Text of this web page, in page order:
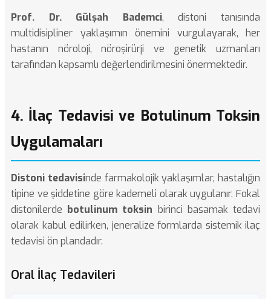
Prof. Dr. Gülşah Bademci, distoni tanısında
multidisipliner yaklaşımın önemini vurgulayarak, her
hastanın nöroloji, nöroşirürji ve genetik uzmanları
tarafından kapsamlı değerlendirilmesini önermektedir.
4. İlaç Tedavisi ve Botulinum Toksin
Uygulamaları
Distoni tedavisinde farmakolojik yaklaşımlar, hastalığın
tipine ve şiddetine göre kademeli olarak uygulanır. Fokal
distonilerde botulinum toksin birinci basamak tedavi
olarak kabul edilirken, jeneralize formlarda sistemik ilaç
tedavisi ön plandadır.
Oral İlaç Tedavileri